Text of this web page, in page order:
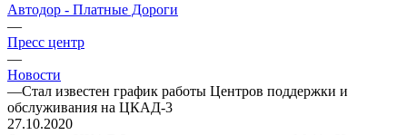
Автодор - Платные Дороги
—
Пресс центр
—
Новости
—Стал известен график работы Центров поддержки и
обслуживания на ЦКАД-3
27.10.2020